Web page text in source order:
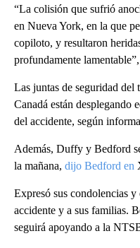
“La colisión que sufrió
en Nueva York, en la que
copiloto, y resultaron
profundamente lamentable”,
Las juntas de seguridad del
Canadá están desplegando
del accidente, según
Además, Duffy y Bedford
la mañana, dijo Bedford en
Expresó sus condolencias
accidente y a sus familias.
seguirá apoyando a la